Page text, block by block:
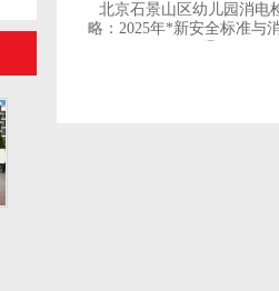
北京石景山区幼儿园消电
略：2025年*新安全标准与